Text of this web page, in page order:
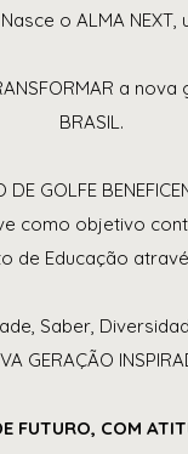
o ALMA
a nova
BRASIL.
GOLFE
como objetivo
de Educação
Saber,
GERAÇÃO
FUTURO, COM